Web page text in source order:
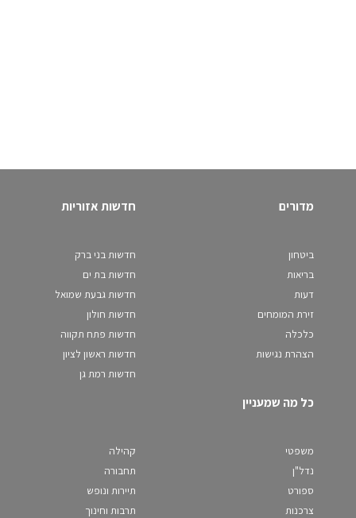
מדורים
ביטחון
בריאות
דעות
זירת המומחים
כלכלה
הצהרת נגישות
חדשות אזוריות
חדשות בני ברק
חדשות בת ים
חדשות גבעת שמואל
חדשות חולון
חדשות פתח תקווה
חדשות ראשון לציון
חדשות רמת גן
כל מה שמעניין
משפטי
נדל"ן
ספורט
צרכנות
קהילה
תחבורה
תיירות ונופש
תרבות וחינוך